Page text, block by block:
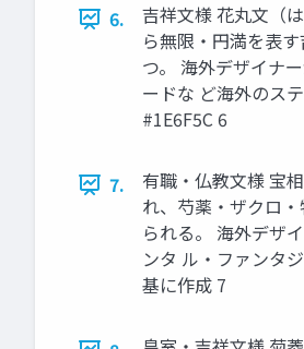
6.
吉祥文様 花丸文（
ら無限・円満を表
つ。 海外デザイナ
ードな ど海外のス
#1E6F5C 6
7.
有職・仏教文様 宝
れ、芍薬・ザクロ
られる。 海外デザ
ンタ ル・ファンタ
基に作成 7